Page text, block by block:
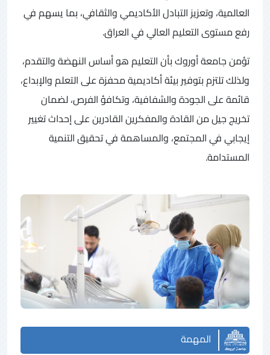
العالمية، وتعزيز التبادل الأكاديمي والثقافي، بما يسهم في
رفع مستوى التعليم العالي في العراق.
تؤمن جامعة أوروك بأن التعليم هو أساس النهضة والتقدم،
ولذلك تلتزم بتوفير بيئة أكاديمية محفزة على التعلم والإبداع،
قائمة على الجودة والشفافية، وتكافؤ الفرص، لضمان
تخريج جيل من القادة والمفكرين القادرين على إحداث تغيير
إيجابي في المجتمع، والمساهمة في تحقيق التنمية
المستدامة.
المهمة